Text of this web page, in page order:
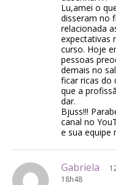
Lu,amei o
disseram no
relacionada
expectativas
curso. Hoje
pessoas
demais no
ficar ricas do
que a
dar.
Bjuss!!!
canal no
e sua equipe
Gabriela
18h48